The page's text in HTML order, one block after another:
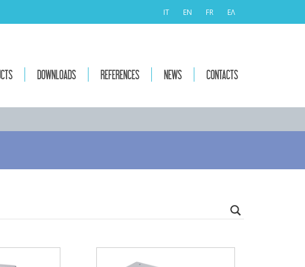
IT EN FR ΕΛ
DOWNLOADS REFERENCES NEWS CONTACTS